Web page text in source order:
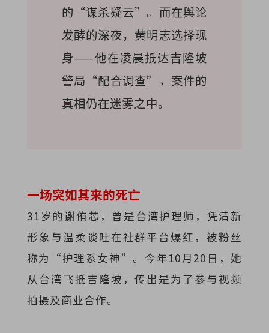
的“谋杀疑云”。而在舆论
发酵的深夜，黄明志选择现
身——他在凌晨抵达吉隆坡
警局“配合调查”，案件的
真相仍在迷雾之中。
一场突如其来的死亡
31岁的谢侑芯，曾是台湾护理师，凭清新
形象与温柔谈吐在社群平台爆红，被粉丝
称为“护理系女神”。今年10月20日，她
从台湾飞抵吉隆坡，传出是为了参与视频
拍摄及商业合作。